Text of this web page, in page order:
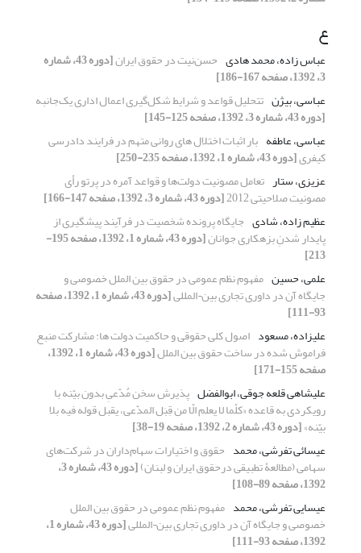
ع
عباس زاده، محمد هادی حسن‌نیت در حقوق ایران [دوره 43، شماره
3، 1392، صفحه 167-186]
عباسی، بیژن تتحلیل قواعد و شرایط شکل‌گیری اعمال اداری یک‌جانبه
[دوره 43، شماره 3، 1392، صفحه 125-145]
عباسی، عاطفه بار اثبات اختلال های روانی متهم در فرایند دادرسی
کیفری[دوره 43، شماره 1، 1392، صفحه 235-250]
عزیزی، ستار تعامل مصونیت دولت‌ها و قواعد آمره در پرتو رأی
مصونیت صلاحیتی 2012
[دوره 43، شماره 3، 1392، صفحه 147-166]
عظیم زاده، شادی جایگاه پرونده شخصیت در فرآیند پیشگیری از
پایدار شدنِ بزهکاری جوانان [دوره 43، شماره 1، 1392، صفحه 195-
213]
علمی، حسین مفهوم نظم عمومی در حقوق بین الملل خصوصی و
جایگاه آن در داوری تجاری بین¬المللی [دوره 43، شماره 1، 1392، صفحه
93-111]
علیزاده، مسعود اصول کلی حقوقی و حاکمیت دولت ها: مشارکت منبع
فراموش شده در ساخت حقوق بین الملل [دوره 43، شماره 1، 1392،
صفحه 155-171]
علیشاهی قلعه جوقی، ابوالفضل پذیرش سخن مُدّعیِ بدون بیّنه با
رویکردی به قاعده «کلّما لا یعلم الّا من قِبَل المدّعی، یقبل قوله فیه بلا
بیّنه»[دوره 43، شماره 2، 1392، صفحه 19-38]
عیسائی تفرشی، محمد حقوق و اختیارات سهام‌داران در شرکت‌های
سهامی (مطالعۀ تطبیقی درحقوق ایران و لبنان) [دوره 43، شماره 3،
1392، صفحه 89-108]
عیسایی تفرشی، محمد مفهوم نظم عمومی در حقوق بین الملل
خصوصی و جایگاه آن در داوری تجاری بین¬المللی [دوره 43، شماره 1،
1392، صفحه 93-111]